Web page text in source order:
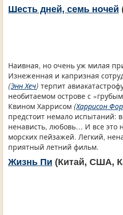
Шесть дней, семь ночей
Наивная, но очень уж милая
Изнеженная и капризная
(Энн Хеч) терпит
необитаемом острове с
Квином Харрисом (Харрисон
предстоит немало испытаний:
ненависть, любовь… И все это
морских пейзажей. Легкий,
приятный летний фильм.
Жизнь Пи (Китай, США,